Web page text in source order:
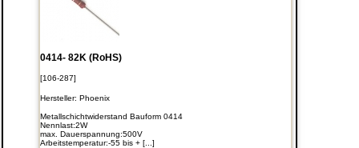
0414- 82K (RoHS)
[106-287]
Hersteller: Phoenix
Metallschichtwiderstand Bauform 0414
Nennlast:2W
max. Dauerspannung:500V
Arbeitstemperatur:-55 bis + [...]